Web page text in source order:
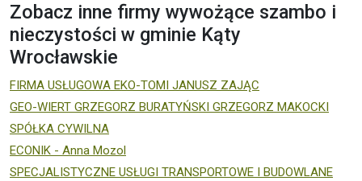
Zobacz inne firmy wywożące szambo i
nieczystości w gminie Kąty
Wrocławskie
FIRMA USŁUGOWA EKO-TOMI JANUSZ ZAJĄC
GEO-WIERT GRZEGORZ BURATYŃSKI GRZEGORZ MAKOCKI
SPÓŁKA CYWILNA
ECONIK - Anna Mozol
SPECJALISTYCZNE USŁUGI TRANSPORTOWE I BUDOWLANE